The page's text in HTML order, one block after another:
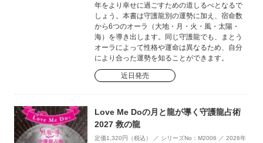
年をより幸せに過ごすための道しるべとなるで
しょう。本書は守護龍別の運勢に加え、宿命数
から6つのオーラ（大地・月・火・風・太陽・
海）を導き出します。同じ守護龍でも、まとう
オーラによって性格や運命は異なるため、自分
により合った運勢を知ることができます。
近日発売
Love Me Doの月と龍が導く守護龍占術
2027 救の龍
定価1,320円（税込） ／ シリーズNo：M2006 ／ 2026年